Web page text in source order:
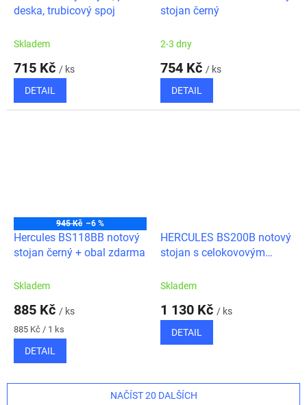
deska, trubicový spoj
Skladem
715 Kč / ks
DETAIL
stojan černý
2-3 dny
754 Kč / ks
DETAIL
945 Kč –6 %
Hercules BS118BB notový
stojan černý + obal zdarma
Skladem
885 Kč / ks
Měrná
cena:
885 Kč / 1 ks
DETAIL
HERCULES BS200B notový
stojan s celokovovým
Skladem
1 130 Kč / ks
DETAIL
NAČÍST 20 DALŠÍCH